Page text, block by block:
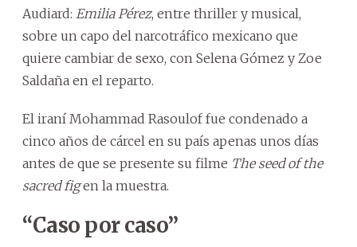
Audiard: Emilia Pérez, entre thriller y musical,
sobre un capo del narcotráfico mexicano que
quiere cambiar de sexo, con Selena Gómez y Zoe
Saldaña en el reparto.
El iraní Mohammad Rasoulof fue condenado a
cinco años de cárcel en su país apenas unos días
antes de que se presente su filme The seed of the
sacred figen la muestra.
“Caso por caso”